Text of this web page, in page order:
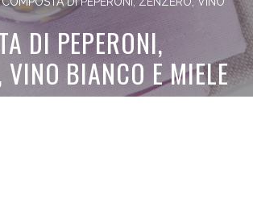
DI PEPERONI,
VINO BIANCO E MIELE